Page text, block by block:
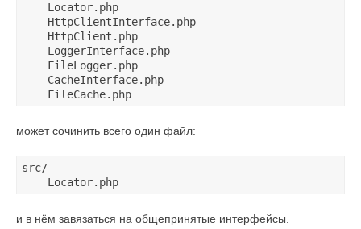
    Locator.php
    HttpClientInterface.php
    HttpClient.php
    LoggerInterface.php
    FileLogger.php
    CacheInterface.php
может сочинить всего один файл:
src/
и в нём завязаться на общепринятые интерфейсы.